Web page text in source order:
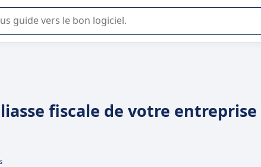
ou la sélection de logiciel SaaS en entreprise.
liasse fiscale de votre entreprise